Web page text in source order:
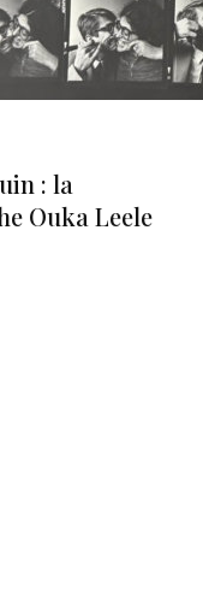
: la
Ouka Leele